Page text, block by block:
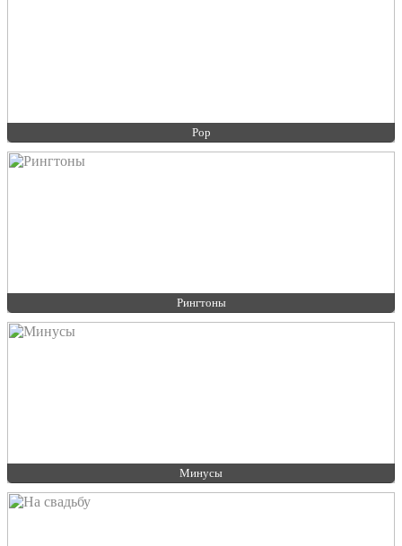
Pop
Рингтоны
Минусы